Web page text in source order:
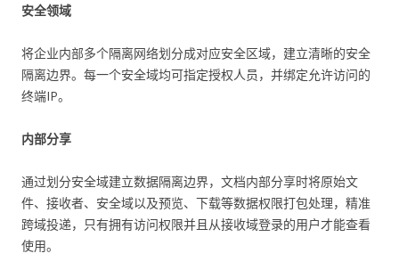
安全领域
将企业内部多个隔离网络划分成对应安全区域，建立清晰的安全
隔离边界。每一个安全域均可指定授权人员，并绑定允许访问的
终端IP。
内部分享
通过划分安全域建立数据隔离边界，文档内部分享时将原始文
件、接收者、安全域以及预览、下载等数据权限打包处理，精准
跨域投递，只有拥有访问权限并且从接收域登录的用户才能查看
使用。